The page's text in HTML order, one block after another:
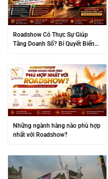
Roadshow Có Thực Sự Giúp
Tăng Doanh Số? Bí Quyết Biến
Những ngành hàng nào phù hợp
nhất với Roadshow?